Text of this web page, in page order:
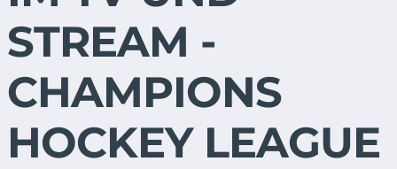
STREAM -
CHAMPIONS
HOCKEY LEAGUE